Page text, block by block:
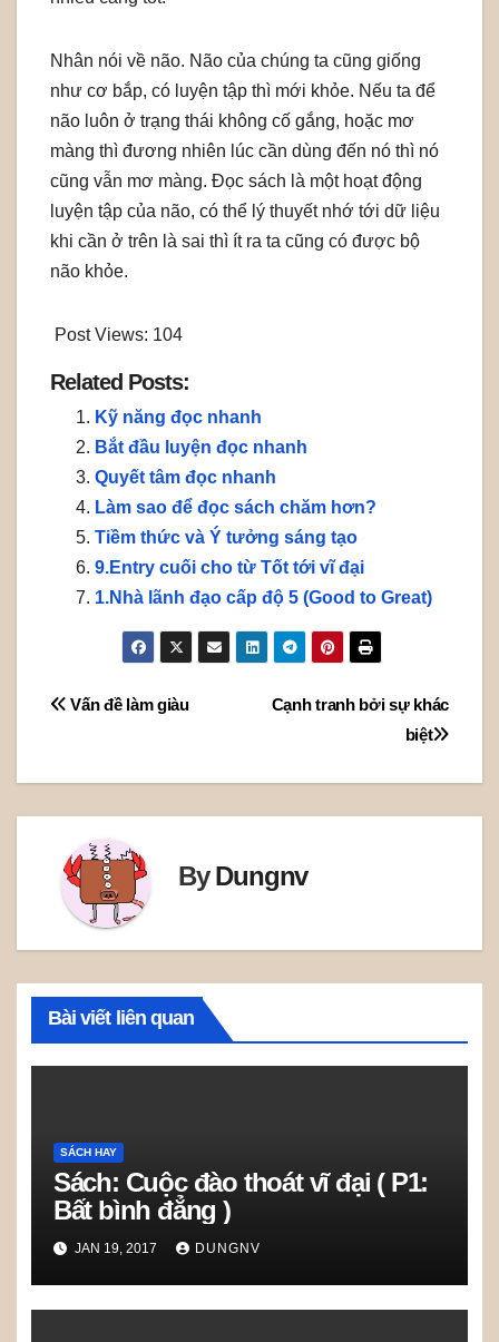
Nhân nói về não. Não của chúng ta cũng giống
như cơ bắp, có luyện tập thì mới khỏe. Nếu ta để
não luôn ở trạng thái không cố gắng, hoặc mơ
màng thì đương nhiên lúc cần dùng đến nó thì nó
cũng vẫn mơ màng. Đọc sách là một hoạt động
luyện tập của não, có thể lý thuyết nhớ tới dữ liệu
khi cần ở trên là sai thì ít ra ta cũng có được bộ
não khỏe.
Post Views: 104
Related Posts:
Kỹ năng đọc nhanh
Bắt đầu luyện đọc nhanh
Quyết tâm đọc nhanh
Làm sao để đọc sách chăm hơn?
Tiềm thức và Ý tưởng sáng tạo
9.Entry cuối cho từ Tốt tới vĩ đại
1.Nhà lãnh đạo cấp độ 5 (Good to Great)
Post
Cạnh tranh bởi sự khác
biệt
Vấn đề làm giàu
ByDungnv
Bài viết liên quan
SÁCH HAY
Sách: Cuộc đào thoát vĩ đại ( P1:
Bất bình đẳng )
JAN 19, 2017 DUNGNV